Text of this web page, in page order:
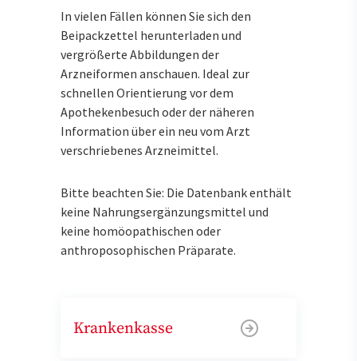
In vielen Fällen können Sie sich den
Beipackzettel herunterladen und
vergrößerte Abbildungen der
Arzneiformen anschauen. Ideal zur
schnellen Orientierung vor dem
Apothekenbesuch oder der näheren
Information über ein neu vom Arzt
verschriebenes Arzneimittel.
Bitte beachten Sie: Die Datenbank enthält
keine Nahrungsergänzungsmittel und
keine homöopathischen oder
anthroposophischen Präparate.
Krankenkasse